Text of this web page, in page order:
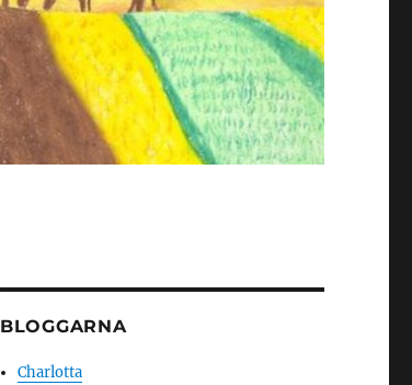
BLOGGARNA
Charlotta